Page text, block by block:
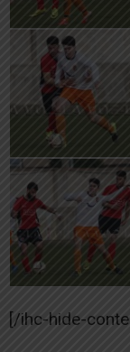
[/ihc-hide-